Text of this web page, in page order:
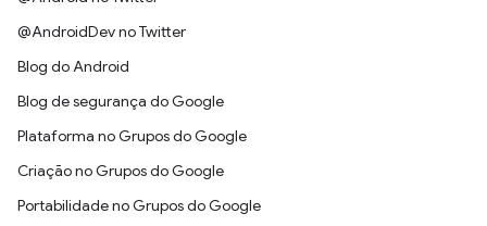
@AndroidDev no Twitter
Blog do Android
Blog de segurança do Google
Plataforma no Grupos do Google
Criação no Grupos do Google
Portabilidade no Grupos do Google